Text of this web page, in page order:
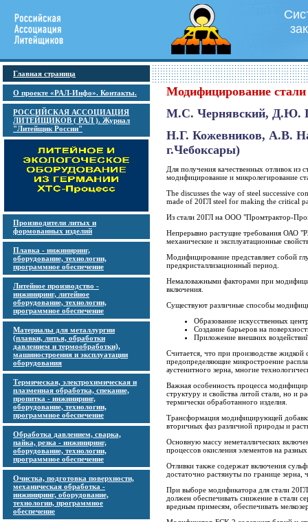
Главная страница
О проекте «РАЛ-Инфо». Контакты.
РОССИЙСКАЯ АССОЦИАЦИЯ
ЛИТЕЙЩИКОВ ( РАЛ ). Журнал
"Литейщик России"
Производители литых и
формованных изделий
Плавка - инжиниринг,
оборудование, технологии,
программное обеспечение
Литейное производство -
инжиниринг, литейное
оборудование, технологии,
программное обеспечение
Материалы для металлургии
(плавки, литья, обработки
давлением и термообработки),
машиностроения и эксплуатации
оборудования
Термическая, электрохимическая и
плазменная обработка, спекание,
пропитка - инжиниринг,
оборудование, технологии,
программное обеспечение
Обработка давлением, сварка,
пайка, резка - инжиниринг,
оборудование, технологии,
программное обеспечение
Очистка, подготовка поверхности,
механическая обработка -
инжиниринг, оборудование,
технологии, программное
обеспечение
Модифицирование
М.С. Чернявский, Д.Ю.
Н.Г. Кожевников, А.В.
г.Чебоксары)
Для получения качественных отливок из
модифицирование и микролегирование
The discusses the way of steel successive
made of 20ГЛ steel for making the critical
Из стали 20ГЛ на ООО "Промтрактор-
Непрерывно растущие требования ОАО
механические и эксплуатационные
Модифицирование представляет собой
предкристаллизационный период.
Немаловажными факторами при
включения.
Существуют различные способы
Образование искусственных
Создание барьеров на
Приложение внешних
Считается, что при производстве жидкой
предопределяющие микростроение
аустенитного зерна, многие
Важная особенность процесса
структуру и свойства литой стали, но и
термически обработанного изделия.
Трансформация модифицирующей
вторичных фаз различной природы и
Основную массу неметаллических
процессов окисления элементов на
Отливки также содержат включения
достаточно растянуты по границе зерна,
При выборе модификатора для стали
должен обеспечивать снижение в стали
вредным примесям, обеспечивать